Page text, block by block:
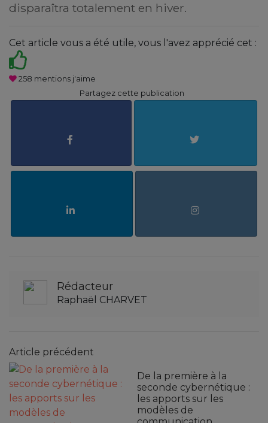
disparaîtra totalement en hiver.
Cet article vous a été utile, vous l'avez apprécié cet :
258 mentions j'aime
Partagez cette publication
Rédacteur
Raphaël CHARVET
Article précédent
De la première à la
seconde cybernétique :
les apports sur les
modèles de